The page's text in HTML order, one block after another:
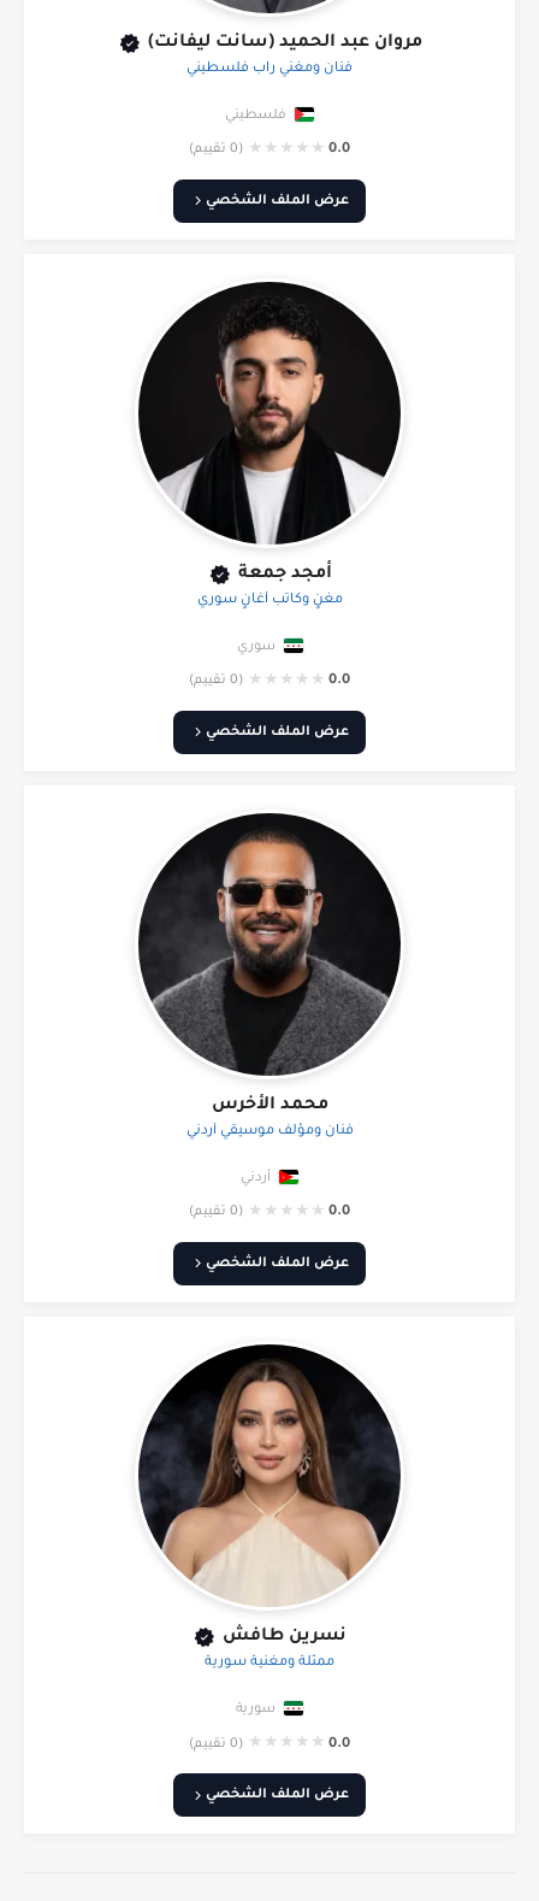
مروان عبد الحميد (سانت ليفانت)
فنان ومغني راب فلسطيني
فلسطيني
0.0
★
★
★
★
★ (0 تقييم)
عرض الملف الشخصي
أمجد جمعة
مغنٍ وكاتب أغانٍ سوري
سوري
0.0
★
★
★
★
★ (0 تقييم)
عرض الملف الشخصي
محمد الأخرس
فنان ومؤلف موسيقي أردني
أردني
0.0
★
★
★
★
★ (0 تقييم)
عرض الملف الشخصي
نسرين طافش
ممثلة ومغنية سورية
سورية
0.0
★
★
★
★
★ (0 تقييم)
عرض الملف الشخصي